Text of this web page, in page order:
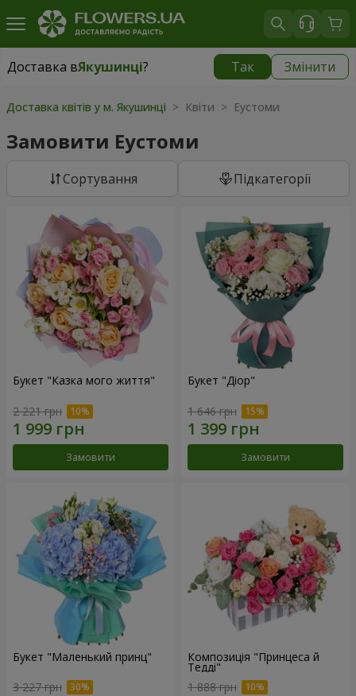
Доставка вЯкушинці? Так Змінити
Доставка вЯкушинці|
Доставка квітів у м. Якушинці > Квіти > Еустоми
Замовити Еустоми
Сортування Підкатегорії
Букет "Казка мого життя"
2 221 грн
Замовити
Букет "Діор"
1 646 грн
Замовити
Букет "Маленький принц"
3 227 грн
Композиція "Принцеса й
Тедді"
1 888 грн